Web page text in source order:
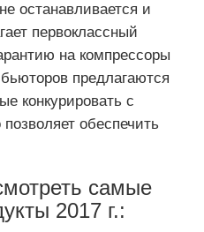
останавливается и
первоклассный
на компрессоры
предлагаются
конкурировать с
обеспечить
самые
2017 г.: